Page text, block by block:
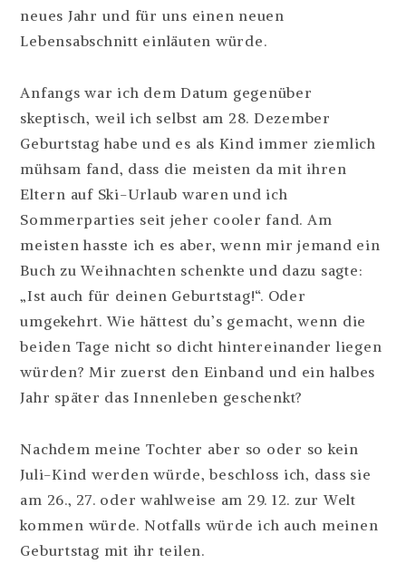
neues Jahr und für uns einen neuen
Lebensabschnitt einläuten würde.
Anfangs war ich dem Datum gegenüber
skeptisch, weil ich selbst am 28. Dezember
Geburtstag habe und es als Kind immer ziemlich
mühsam fand, dass die meisten da mit ihren
Eltern auf Ski-Urlaub waren und ich
Sommerparties seit jeher cooler fand. Am
meisten hasste ich es aber, wenn mir jemand ein
Buch zu Weihnachten schenkte und dazu sagte:
„Ist auch für deinen Geburtstag!“. Oder
umgekehrt. Wie hättest du’s gemacht, wenn die
beiden Tage nicht so dicht hintereinander liegen
würden? Mir zuerst den Einband und ein halbes
Jahr später das Innenleben geschenkt?
Nachdem meine Tochter aber so oder so kein
Juli-Kind werden würde, beschloss ich, dass sie
am 26., 27. oder wahlweise am 29. 12. zur Welt
kommen würde. Notfalls würde ich auch meinen
Geburtstag mit ihr teilen.